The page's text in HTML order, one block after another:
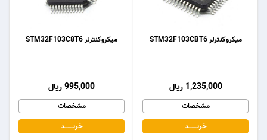
میکروکنترلر STM32F103C8T6
995,000 ریال
مشخصات
خریـــــــد
میکروکنترلر STM32F103CBT6
1,235,000 ریال
مشخصات
خریـــــــد